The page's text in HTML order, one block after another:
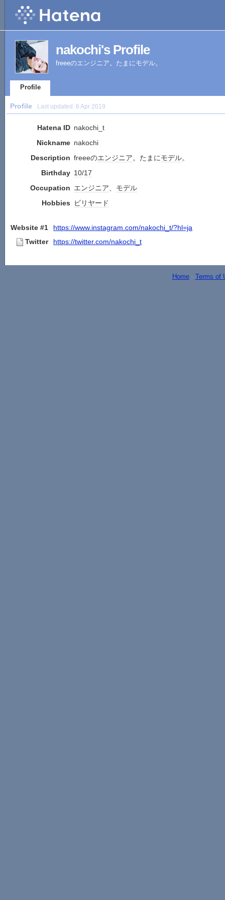
nakochi's Profile
freeeのエンジニア。たまにモデル。
Profile
Profile Last updated: 6 Apr 2019
Hatena ID nakochi_t
Nickname nakochi
Description freeeのエンジニア。たまにモデル。
Birthday 10/17
Occupation エンジニア、 モデル
Hobbies
ビリヤード
Website #1
https://www.instagram.com/nakochi_t/?hl=ja
Twitter
https://twitter.com/nakochi_t
Home- Terms of